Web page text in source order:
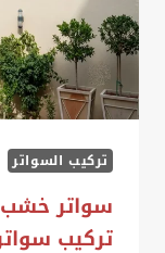
الخبر
تركيب السواتر
تركيب